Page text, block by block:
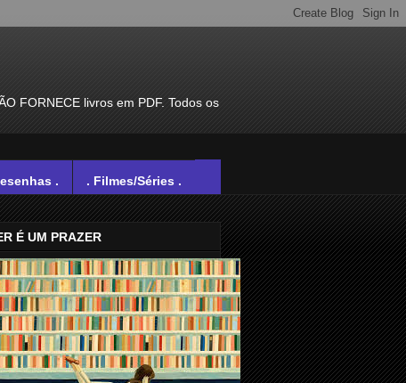
FORNECE livros em PDF. Todos os
. . Filmes/Séries .
É UM PRAZER